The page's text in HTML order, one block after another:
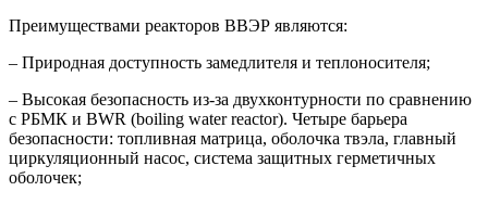
Преимуществами реакторов ВВЭР являются:
– Природная доступность замедлителя и теплоносителя;
– Высокая безопасность из-за двухконтурности по сравнению
с РБМК и BWR (boiling water reactor). Четыре барьера
безопасности: топливная матрица, оболочка твэла, главный
циркуляционный насос, система защитных герметичных
оболочек;